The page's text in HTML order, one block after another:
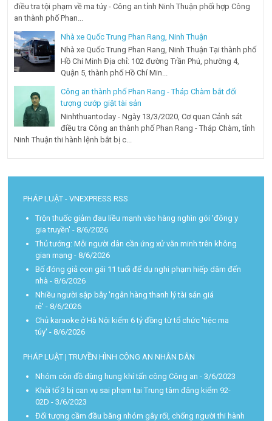
điều tra tội phạm về ma túy - Công an tỉnh Ninh Thuận phối hợp Công
an thành phố Phan...
Nhà xe Quốc Trung Phan Rang, Ninh Thuận
Nhà xe Quốc Trung Phan Rang, Ninh Thuận Tại thành phố
Hồ Chí Minh Địa chỉ: 102 đường Trần Phú, phường 4,
Quận 5, thành phố Hồ Chí Min...
Công an thành phố Phan Rang - Tháp Chàm bắt đối
tượng cướp giật tài sản
Ninhthuantoday - Ngày 13/3/2020, Cơ quan Cảnh sát
điều tra Công an thành phố Phan Rang - Tháp Chàm, tỉnh
Ninh Thuận thi hành lệnh bắt bị c...
PHÁP LUẬT - VNEXPRESS RSS
Trộn thuốc giảm đau liều mạnh vào hàng nghìn gói 'đông y
gia truyền' - 8/6/2026
Thủ tướng: Mỗi người dân cần ứng xử văn minh trên không
gian mạng - 8/6/2026
Bố đóng giả con gái 11 tuổi để dụ nghi phạm hiếp dâm đến
nhà - 8/6/2026
Nhiều người sập bẫy 'ngân hàng thanh lý tài sản giá
rẻ' - 8/6/2026
Chủ karaoke ở Hà Nội kiếm 6 tỷ đồng từ tổ chức 'tiệc ma
túy' - 8/6/2026
PHÁP LUẬT | TRUYỀN HÌNH CÔNG AN NHÂN DÂN
Nhóm côn đồ dùng hung khí tấn công Công an - 3/6/2023
Khởi tố 3 bị can vụ sai phạm tại Trung tâm đăng kiểm 92-
02D - 3/6/2023
Đối tượng cầm đầu băng nhóm gây rối, chống người thi hành